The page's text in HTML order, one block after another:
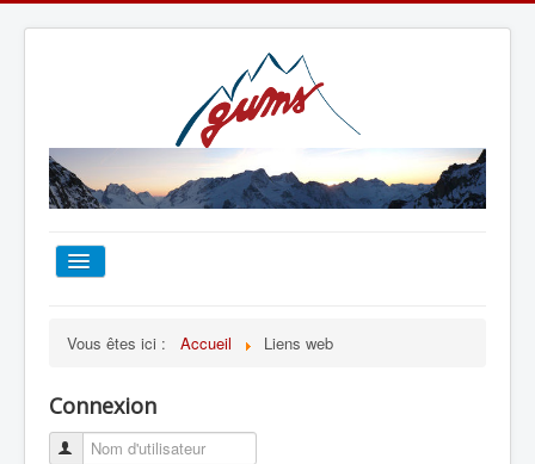
ESCALADE
Vous êtes ici : Accueil Liens web
Connexion